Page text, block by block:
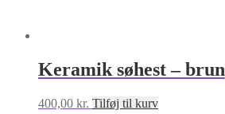
Keramik søhest – brun
400,00 kr. Tilføj til kurv